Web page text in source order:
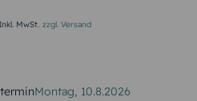
MwSt. zzgl. Versand
Montag, 10.8.2026